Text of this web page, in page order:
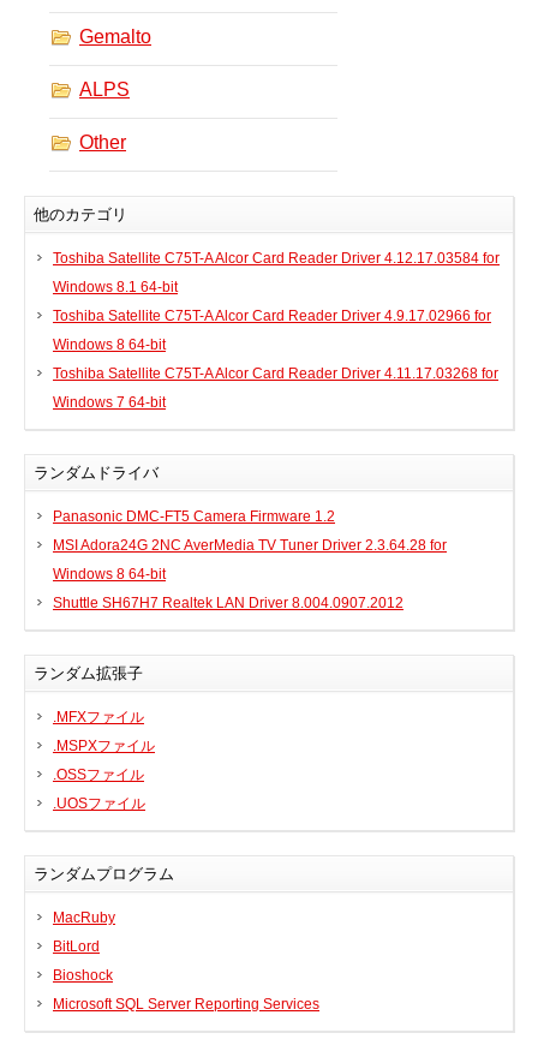
タブレット
VoIP
DLLファイル
ファイル変換
Gemalto
ALPS
Other
他のカテゴリ
Toshiba Satellite C75T-A Alcor Card Reader Driver 4.12.17.03584 for
Windows 8.1 64-bit
Toshiba Satellite C75T-A Alcor Card Reader Driver 4.9.17.02966 for
Windows 8 64-bit
Toshiba Satellite C75T-A Alcor Card Reader Driver 4.11.17.03268 for
Windows 7 64-bit
ランダムドライバ
Panasonic DMC-FT5 Camera Firmware 1.2
MSI Adora24G 2NC AverMedia TV Tuner Driver 2.3.64.28 for
Windows 8 64-bit
Shuttle SH67H7 Realtek LAN Driver 8.004.0907.2012
ランダム拡張子
.MFXファイル
.MSPXファイル
.OSSファイル
.UOSファイル
ランダムプログラム
MacRuby
BitLord
Bioshock
Microsoft SQL Server Reporting Services